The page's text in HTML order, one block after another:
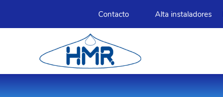
Contacto Alta instaladores